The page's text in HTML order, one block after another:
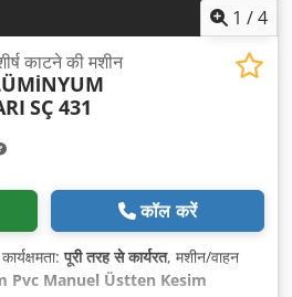
1 /4
काटने की मशीन
SÇ 431
कॉल करें
पूरी तरह से कार्यरत, मशीन/वाहन
Pvc Manuel Üstten Kesim